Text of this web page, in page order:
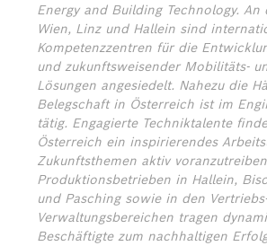
Energy and Building Technology.
Wien, Linz und Hallein sind
Kompetenzzentren für die
und zukunftsweisender Mobilitäts-
Lösungen angesiedelt. Nahezu die
Belegschaft in Österreich ist im
tätig. Engagierte Techniktalente
Österreich ein inspirierendes
Zukunftsthemen aktiv
Produktionsbetrieben in Hallein,
und Pasching sowie in den
Verwaltungsbereichen tragen
Beschäftigte zum nachhaltigen